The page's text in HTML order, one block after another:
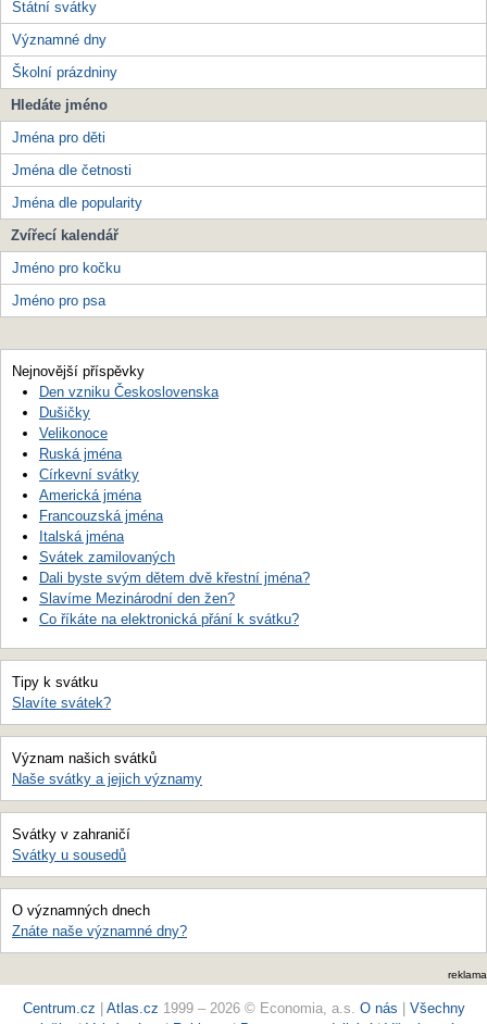
Státní svátky
Významné dny
Školní prázdniny
Hledáte jméno
Jména pro děti
Jména dle četnosti
Jména dle popularity
Zvířecí kalendář
Jméno pro kočku
Jméno pro psa
Nejnovější příspěvky
Den vzniku Československa
Dušičky
Velikonoce
Ruská jména
Církevní svátky
Americká jména
Francouzská jména
Italská jména
Svátek zamilovaných
Dali byste svým dětem dvě křestní jména?
Slavíme Mezinárodní den žen?
Co říkáte na elektronická přání k svátku?
Tipy k svátku
Slavíte svátek?
Význam našich svátků
Naše svátky a jejich významy
Svátky v zahraničí
Svátky u sousedů
O významných dnech
Znáte naše významné dny?
reklama
Centrum.cz Atlas.cz 1999 – 2026 © Economia, a.s. O nás
Všechny